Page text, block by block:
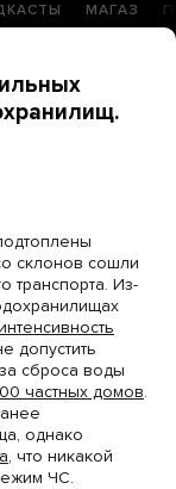
МАГАЗ
склонов сошли
транспорта. Из-
допустить
сброса воды
частных домов.
однако
, что никакой
ЧС.